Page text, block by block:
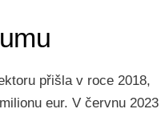
přišla v roce 2018,
eur. V červnu 2023